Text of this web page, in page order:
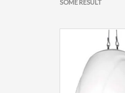
SOME RESULT